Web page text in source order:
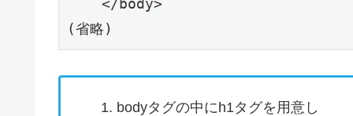
    </body>
(省略)
bodyタグの中にh1タグを用意し